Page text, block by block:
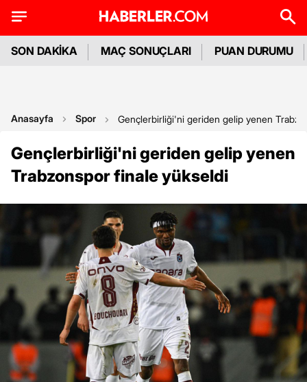
SON DAKİKA MAÇ SONUÇLARI PUAN DURUMU
Anasayfa Spor Gençlerbirliği'ni geriden gelip yenen
Gençlerbirliği'ni geriden gelip yenen
Trabzonspor finale yükseldi